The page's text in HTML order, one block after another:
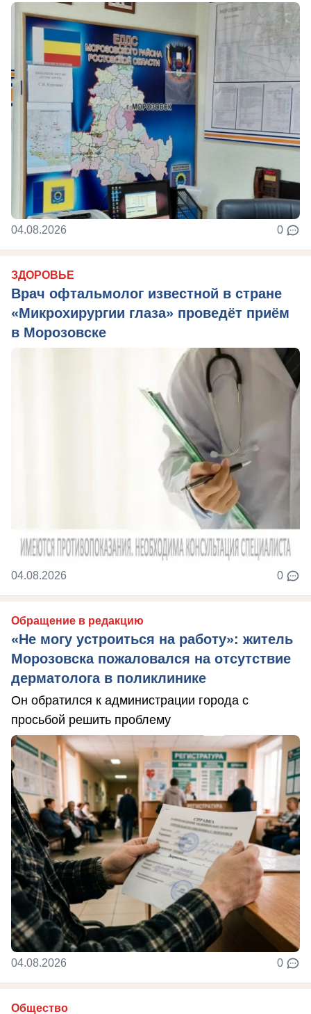
04.08.2026 0
ЗДОРОВЬЕ
Врач офтальмолог известной в стране
«Микрохирургии глаза» проведёт приём
в Морозовске
04.08.2026 0
Обращение в редакцию
«Не могу устроиться на работу»: житель
Морозовска пожаловался на отсутствие
дерматолога в поликлинике
Он обратился к администрации города с
просьбой решить проблему
04.08.2026 0
Общество